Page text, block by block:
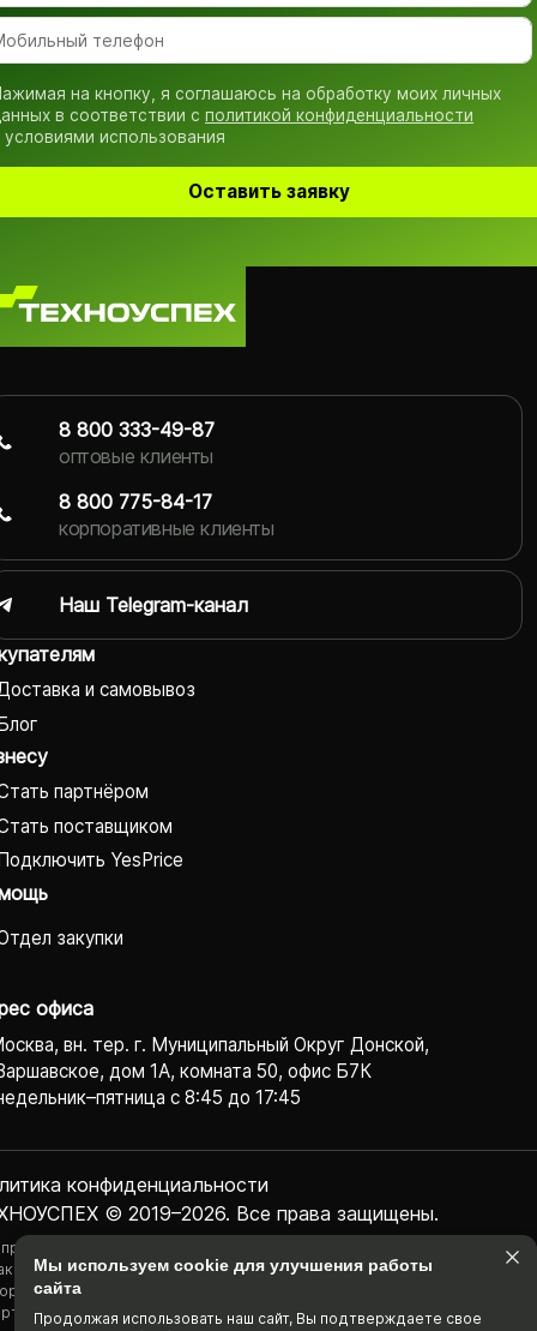
на кнопку, я соглашаюсь на обработку моих личных
в соответствии с политикой конфиденциальности
условиями использования
Оставить заявку
и самовывоз
партнёром
поставщиком
YesPrice
закупки
офиса
вн. тер. г. Муниципальный Округ Донской,
дом 1А, комната 50, офис Б7К
с 8:45 до 17:45
© 2019–2026. Все права защищены.
конфиденциаль­ности
на сайте информация, касающаяся технических
наличия на складе, стоимости товаров, носит
характер и ни при каких условиях не является публичной
определяемой положениями Статьи 437(2) Гражданского
8 800 333-49-87
оптовые клиенты
8 800 775-84-17
корпоративные клиенты
Наш Telegram-канал
Мы используем cookie для улучшения работы
сайта
Продолжая использовать наш cайт, Вы подтвержда­ете свое